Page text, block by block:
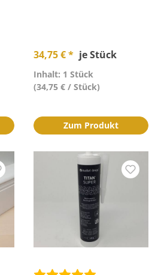
34,75 € * je Stück
Inhalt: 1 Stück
(34,75 € / Stück)
Zum Produkt